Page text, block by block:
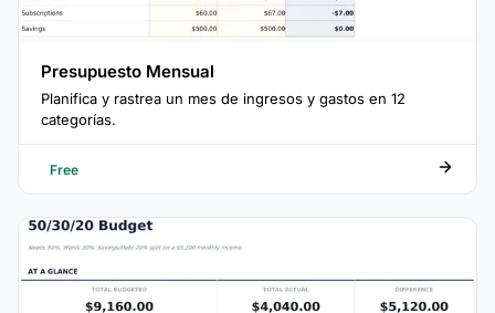
Presupuesto Mensual
Planifica y rastrea un mes de ingresos y gastos en 12
categorías.
Free